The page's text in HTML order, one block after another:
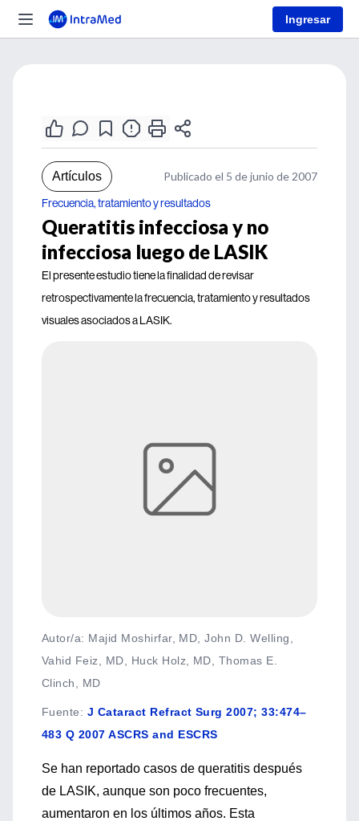
Ingresar
Artículos Publicado el 5 de junio de 2007
Frecuencia, tratamiento y resultados
Queratitis infecciosa y no
infecciosa luego de LASIK
El presente estudio tiene la finalidad de revisar
retrospectivamente la frecuencia, tratamiento y resultados
visuales asociados a LASIK.
Autor/a: Majid Moshirfar, MD, John D. Welling,
Vahid Feiz, MD, Huck Holz, MD, Thomas E.
Clinch, MD
Fuente: J Cataract Refract Surg 2007; 33:474–
483 Q 2007 ASCRS and ESCRS
Se han reportado casos de queratitis después
de LASIK, aunque son poco frecuentes,
aumentaron en los últimos años. Esta